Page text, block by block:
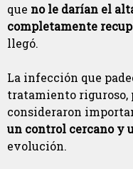
que no le darían el
completamente
llegó.
La infección que
tratamiento riguroso,
consideraron
un control cercano y
evolución.